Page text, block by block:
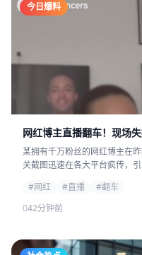
今日爆料
网红博主直播翻车！现场
某拥有千万粉丝的网红博主在
关截图迅速在各大平台疯传，
#网红
#直播
#翻车
42分钟前